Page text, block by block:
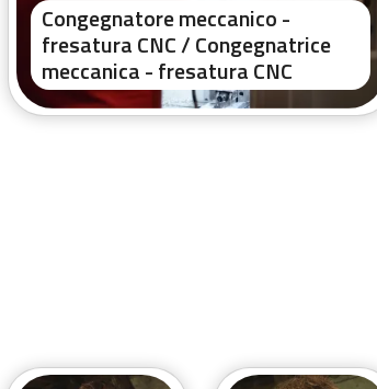
Congegnatore meccanico -
fresatura CNC / Congegnatrice
meccanica - fresatura CNC